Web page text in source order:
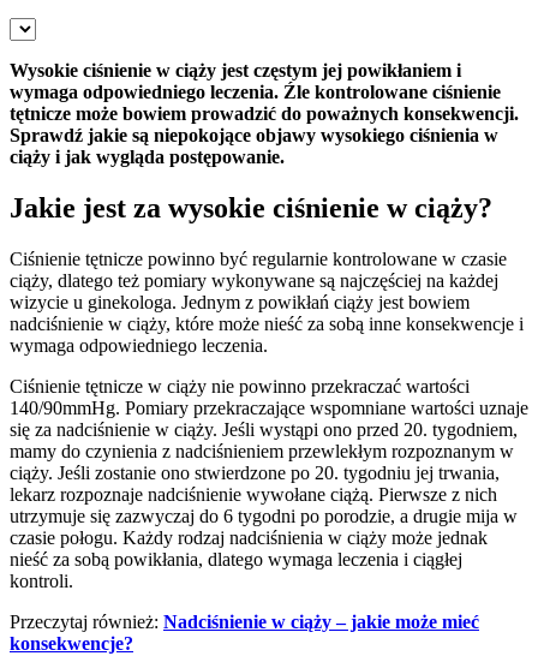
Wysokie ciśnienie w ciąży jest częstym jej powikłaniem i
wymaga odpowiedniego leczenia. Źle kontrolowane ciśnienie
tętnicze może bowiem prowadzić do poważnych konsekwencji.
Sprawdź jakie są niepokojące objawy wysokiego ciśnienia w
ciąży i jak wygląda postępowanie.
Jakie jest za wysokie ciśnienie w ciąży?
Ciśnienie tętnicze powinno być regularnie kontrolowane w czasie
ciąży, dlatego też pomiary wykonywane są najczęściej na każdej
wizycie u ginekologa. Jednym z powikłań ciąży jest bowiem
nadciśnienie w ciąży, które może nieść za sobą inne konsekwencje i
wymaga odpowiedniego leczenia.
Ciśnienie tętnicze w ciąży nie powinno przekraczać wartości
140/90mmHg. Pomiary przekraczające wspomniane wartości uznaje
się za nadciśnienie w ciąży. Jeśli wystąpi ono przed 20. tygodniem,
mamy do czynienia z nadciśnieniem przewlekłym rozpoznanym w
ciąży. Jeśli zostanie ono stwierdzone po 20. tygodniu jej trwania,
lekarz rozpoznaje nadciśnienie wywołane ciążą. Pierwsze z nich
utrzymuje się zazwyczaj do 6 tygodni po porodzie, a drugie mija w
czasie połogu. Każdy rodzaj nadciśnienia w ciąży może jednak
nieść za sobą powikłania, dlatego wymaga leczenia i ciągłej
kontroli.
Przeczytaj również: Nadciśnienie w ciąży – jakie może mieć
konsekwencje?